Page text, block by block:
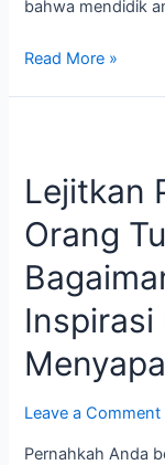
bahwa mendidik
Read More »
Lejitkan
Orang
Inspirasi
Menyapa
Leave a Comment
Pernahkah Anda
Anak,
Orang
Tua
Bagaimana?
–
Ruang
Inspirasi
Rieka